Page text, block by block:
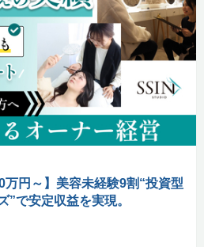
万円～】美容未経験9割“投資型
”で安定収益を実現。